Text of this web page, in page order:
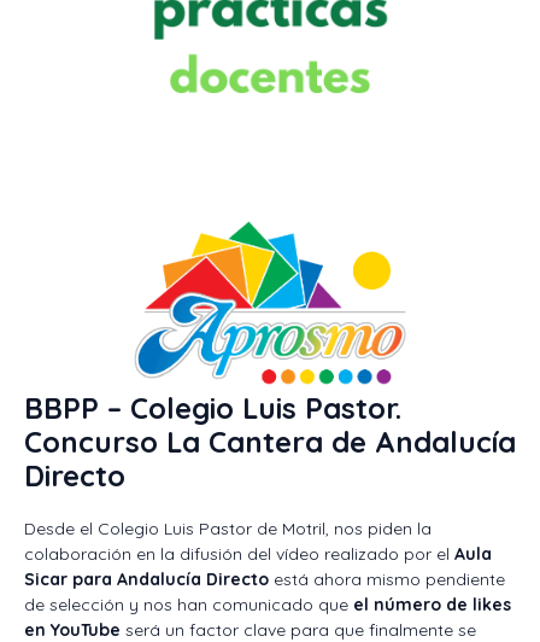
BBPP – Colegio Luis Pastor.
Concurso La Cantera de Andalucía
Directo
Desde el Colegio Luis Pastor de Motril, nos piden la
colaboración en la difusión del vídeo realizado por el Aula
Sicar para Andalucía Directo está ahora mismo pendiente
de selección y nos han comunicado que el número de likes
en YouTube será un factor clave para que finalmente se